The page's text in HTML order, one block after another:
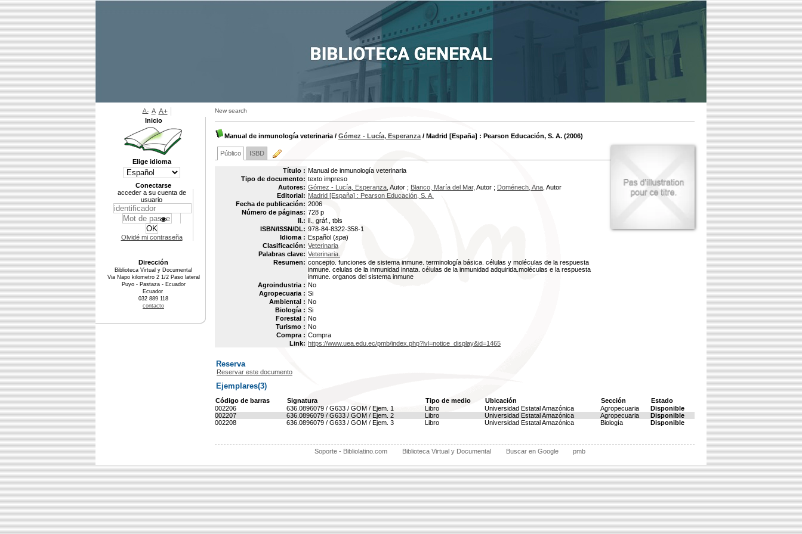
New search
Manual de inmunología veterinaria / Gómez - Lucía, Esperanza / Madrid [España] : Pearson Educación, S. A. (2006)
Público ISBD
Título : Manual de inmunología veterinaria
Tipo de documento: texto impreso
Autores: Gómez - Lucía, Esperanza , Autor ; Blanco, María del Mar, Autor ; Doménech, Ana , Autor
Editorial: Madrid [España] : Pearson Educación, S. A.
Fecha de publicación: 2006
Número de páginas: 728 p
Il.: il., gráf., tbls
ISBN/ISSN/DL: 978-84-8322-358-1
Idioma : Español (spa)
Clasificación: Veterinaria
Palabras clave: Veterinaria.
Resumen: concepto. funciones de sistema inmune. terminología básica. células y moléculas de la respuesta
inmune. celulas de la inmunidad innata. células de la inmunidad adquirida.moléculas e la respuesta
inmune. organos del sistema inmune
Agroindustria : No
Agropecuaria : Si
Ambiental : No
Biología : Si
Forestal : No
Turismo : No
Compra : Compra
Link: https://www.uea.edu.ec/pmb/index.php?lvl=notice_display&id=1465
Reserva
Reservar este documento
Ejemplares(3)
Código de barras Signatura Tipo de medio Ubicación Sección
Estado
002206
636.0896079 / G633 / GOM / Ejem. 1 Libro Universidad Estatal Amazónica Agropecuaria
Disponible
002207
636.0896079 / G633 / GOM / Ejem. 2 Libro Universidad Estatal Amazónica Agropecuaria
Disponible
002208
636.0896079 / G633 / GOM / Ejem. 3 Libro Universidad Estatal Amazónica Biología Disponible
Soporte - Bibliolatino.com Biblioteca Virtual y Documental Buscar en Google pmb
A- A A+
Inicio
Elige idioma
Conectarse
acceder a su cuenta de
usuario
Olvidé mi contraseña
Dirección
Biblioteca Virtual y Documental
Via Napo kilometro 2 1/2 Paso lateral
Puyo - Pastaza - Ecuador
Ecuador
032 889 118
contacto